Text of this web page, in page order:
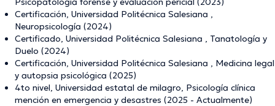
Certificación, Universidad Politécnica Salesiana ,
Neuropsicología (2024)
Certificado, Universidad Politécnica Salesiana , Tanatología y
Duelo (2024)
Certificación, Universidad Politécnica Salesiana , Medicina legal
y autopsia psicológica (2025)
4to nivel, Universidad estatal de milagro, Psicología clínica
mención en emergencia y desastres (2025 - Actualmente)